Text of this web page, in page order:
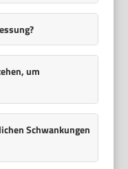
um
Schwankungen